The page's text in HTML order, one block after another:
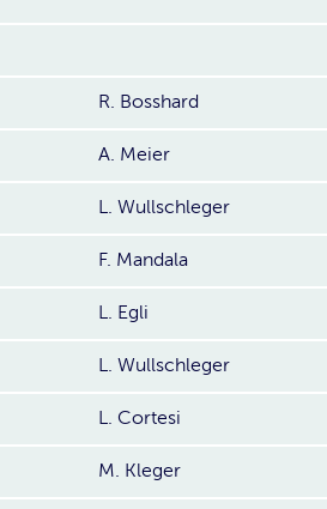
R. Bosshard
A. Meier
L. Wullschleger
F. Mandala
L. Egli
L. Wullschleger
L. Cortesi
M. Kleger